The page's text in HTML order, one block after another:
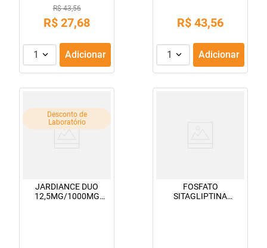
R$ 43,56
R$ 27,68
1 Adicionar
R$ 43,56
1 Adicionar
Desconto de
Laboratório
JARDIANCE DUO
12,5MG/1000MG
FOSFATO
SITAGLIPTINA